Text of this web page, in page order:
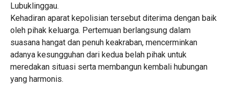
Lubuklinggau.
Kehadiran aparat kepolisian tersebut diterima dengan baik
oleh pihak keluarga. Pertemuan berlangsung dalam
suasana hangat dan penuh keakraban, mencerminkan
adanya kesungguhan dari kedua belah pihak untuk
meredakan situasi serta membangun kembali hubungan
yang harmonis.